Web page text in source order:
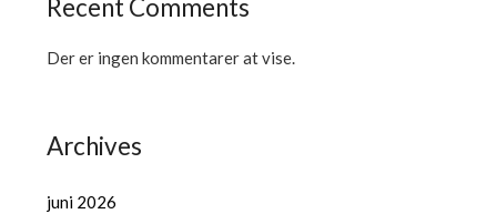
Recent Comments
Der er ingen kommentarer at vise.
Archives
juni 2026